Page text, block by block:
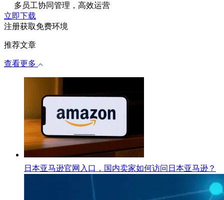
多员工协同管理，高效运营
立即下载
注册获取免费环境
推荐文章
查看更多
日本亚马逊官网入口，国内卖家如何访问日本亚马逊？